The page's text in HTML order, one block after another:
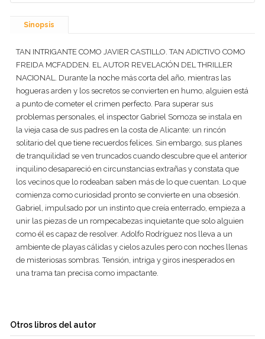
Sinopsis
TAN INTRIGANTE COMO JAVIER CASTILLO. TAN ADICTIVO COMO
FREIDA MCFADDEN. EL AUTOR REVELACIÓN DEL THRILLER
NACIONAL. Durante la noche más corta del año, mientras las
hogueras arden y los secretos se convierten en humo, alguien está
a punto de cometer el crimen perfecto. Para superar sus
problemas personales, el inspector Gabriel Somoza se instala en
la vieja casa de sus padres en la costa de Alicante: un rincón
solitario del que tiene recuerdos felices. Sin embargo, sus planes
de tranquilidad se ven truncados cuando descubre que el anterior
inquilino desapareció en circunstancias extrañas y constata que
los vecinos que lo rodeaban saben más de lo que cuentan. Lo que
comienza como curiosidad pronto se convierte en una obsesión.
Gabriel, impulsado por un instinto que creía enterrado, empieza a
unir las piezas de un rompecabezas inquietante que solo alguien
como él es capaz de resolver. Adolfo Rodríguez nos lleva a un
ambiente de playas cálidas y cielos azules pero con noches llenas
de misteriosas sombras. Tensión, intriga y giros inesperados en
una trama tan precisa como impactante.
Otros libros del autor